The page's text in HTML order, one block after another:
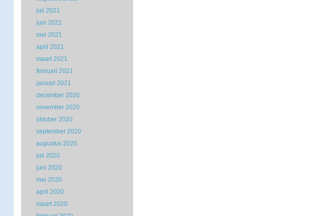
juli 2021
juni 2021
mei 2021
april 2021
maart 2021
februari 2021
januari 2021
december 2020
november 2020
oktober 2020
september 2020
augustus 2020
juli 2020
juni 2020
mei 2020
april 2020
maart 2020